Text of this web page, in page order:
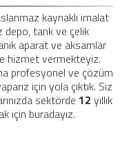
kaynaklı imalat
tank ve çelik
aparat ve aksamlar
hizmet vermekteyiz.
profesyonel ve çözüm
için yola çıktık. Siz
sektörde 12 yıllık
için buradayız.